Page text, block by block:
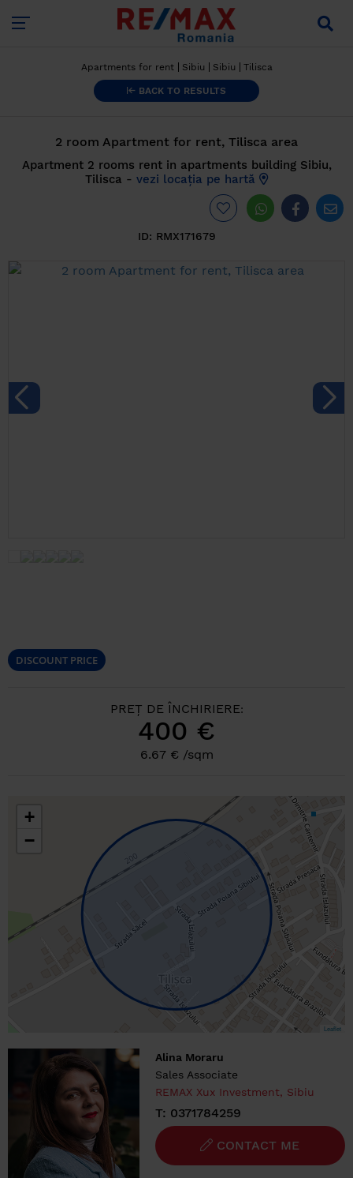
Apartments for rent Sibiu Sibiu Tilisca
BACK TO RESULTS
2 room Apartment for rent, Tilisca area
Apartment 2 rooms rent in apartments building Sibiu,
Tilisca - vezi locația pe hartă
ID: RMX171679
DISCOUNT PRICE
PREȚ DE ÎNCHIRIERE:
400 €
6.67 € /sqm
+
−
Leaflet
Alina Moraru
Sales Associate
REMAX Xux Investment, Sibiu
T: 0371784259
CONTACT ME